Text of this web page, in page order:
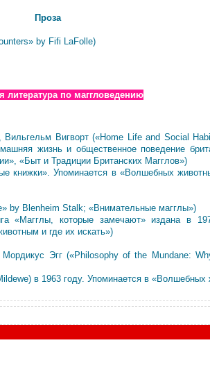
Проза
by Fifi LaFolle)
литература по маггловедению
Вигворт («Home Life and Social
жизнь и общественное поведение
«Быт и Традиции Британских Магглов»)
книжки». Упоминается в «Волшебных
by Blenheim Stalk; «Внимательные магглы»)
которые замечают» издана в
и где их искать»)
Эгг («Philosophy of the Mundane:
в 1963 году. Упоминается в «Волшебных